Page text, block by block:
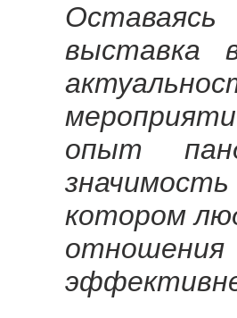
выставка
опыт
котором